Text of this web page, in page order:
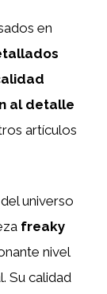
en
al detalle
artículos
universo
freaky
nivel
Su calidad